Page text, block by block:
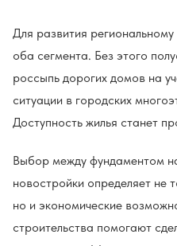
Для развития
оба сегмента. Без этого
россыпь дорогих домов на
ситуации в городских
Доступность жилья станет
Выбор между фундаментом
новостройки определяет не
но и экономические
строительства помогают